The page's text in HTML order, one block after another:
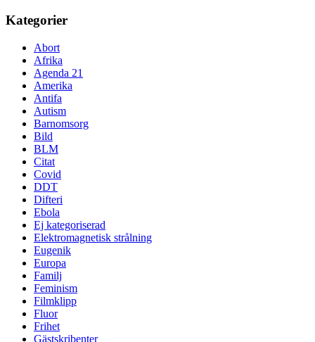
Kategorier
Abort
Afrika
Agenda 21
Amerika
Antifa
Autism
Barnomsorg
Bild
BLM
Citat
Covid
DDT
Difteri
Ebola
Ej kategoriserad
Elektromagnetisk strålning
Eugenik
Europa
Familj
Feminism
Filmklipp
Fluor
Frihet
Gästskribenter